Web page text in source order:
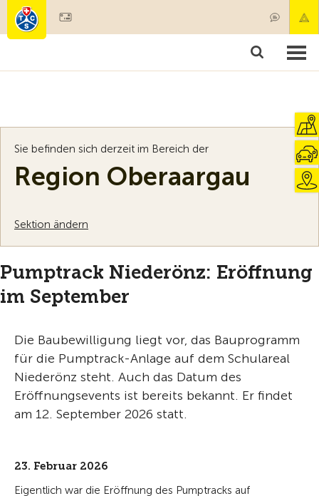
Mitgliedschaft & Leistungen
Sie befinden sich derzeit im Bereich der
Region Oberaargau
Sektion ändern
Pumptrack Niederönz: Eröffnung
im September
Die Baubewilligung liegt vor, das Bauprogramm
für die Pumptrack-Anlage auf dem Schulareal
Niederönz steht. Auch das Datum des
Eröffnungsevents ist bereits bekannt. Er findet
am 12. September 2026 statt.
23. Februar 2026
Eigentlich war die Eröffnung des Pumptracks auf